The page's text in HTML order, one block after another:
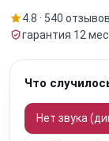
4.8 · 540 отзывов
гарантия 12
Что
Нет звука